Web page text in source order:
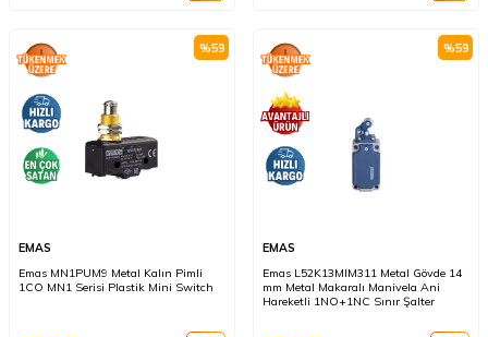
%59
EMAS
Emas MN1PUM9 Metal Kalın Pimli
1CO MN1 Serisi Plastik Mini Switch
%59
EMAS
Emas L52K13MIM311 Metal Gövde 14
mm Metal Makaralı Manivela Ani
Hareketli 1NO+1NC Sınır Şalter